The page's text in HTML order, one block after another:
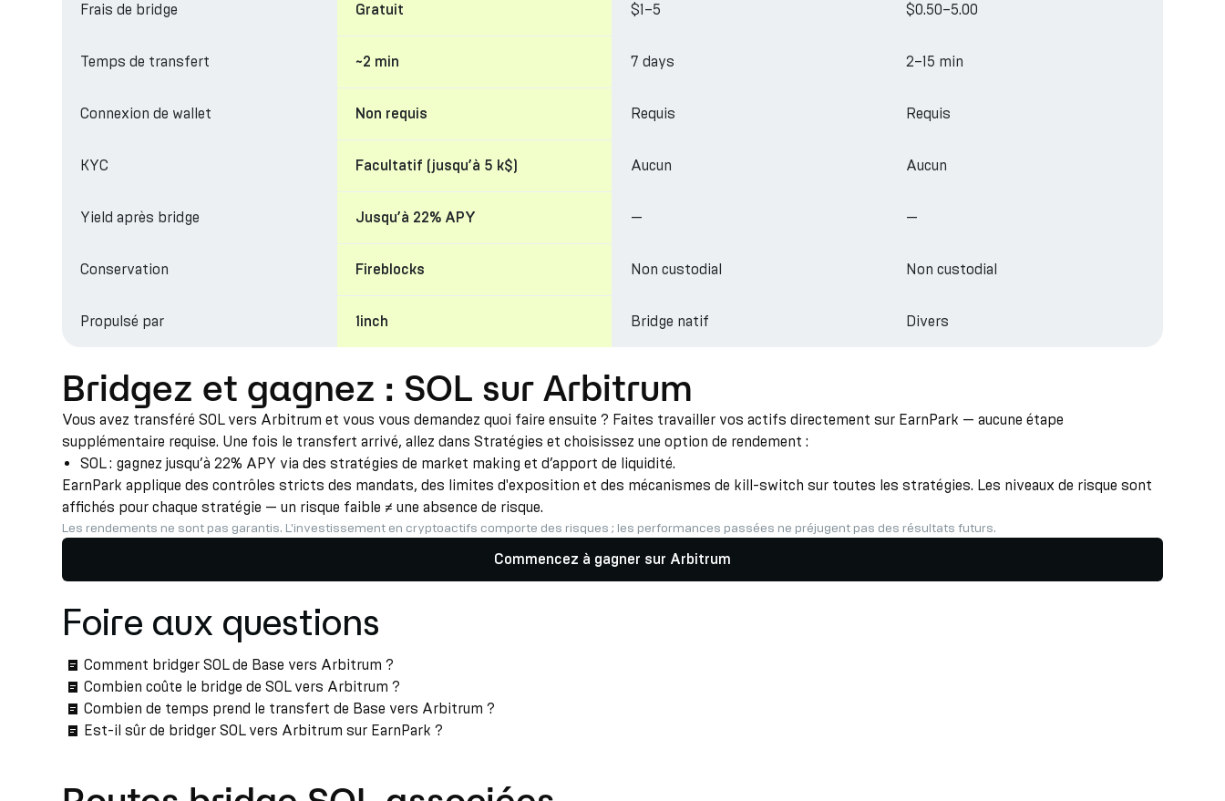
Frais de bridge Gratuit $1–5 $0.50–5.00
Temps de transfert ~2 min 7 days 2–15 min
Connexion de wallet Non requis Requis Requis
KYC Facultatif (jusqu’à 5 k$) Aucun Aucun
Yield après bridge Jusqu’à 22% APY — —
Conservation Fireblocks Non custodial Non custodial
Propulsé par 1inch Bridge natif Divers
Bridgez et gagnez : SOL sur Arbitrum
Vous avez transféré SOL vers Arbitrum et vous vous demandez quoi faire ensuite ? Faites travailler vos actifs directement sur EarnPark — aucune étape
supplémentaire requise. Une fois le transfert arrivé, allez dans Stratégies et choisissez une option de rendement :
SOL : gagnez jusqu’à 22% APY via des stratégies de market making et d’apport de liquidité.
EarnPark applique des contrôles stricts des mandats, des limites d'exposition et des mécanismes de kill-switch sur toutes les stratégies. Les niveaux de risque sont
affichés pour chaque stratégie — un risque faible ≠ une absence de risque.
Les rendements ne sont pas garantis. L'investissement en cryptoactifs comporte des risques ; les performances passées ne préjugent pas des résultats futurs.
Commencez à gagner sur Arbitrum
Foire aux questions
Comment bridger SOL de Base vers Arbitrum ?
Combien coûte le bridge de SOL vers Arbitrum ?
Combien de temps prend le transfert de Base vers Arbitrum ?
Est-il sûr de bridger SOL vers Arbitrum sur EarnPark ?